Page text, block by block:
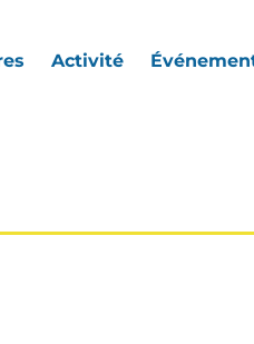
Activité